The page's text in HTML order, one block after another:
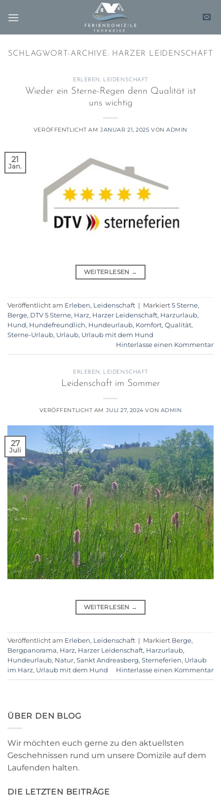
Inhalt
SCHLAGWORT-ARCHIVE: HARZER LEIDENSCHAFT
ERLEBEN , LEIDENSCHAFT
Wieder ein Sterne-Regen denn Qualität ist
uns wichtig
VERÖFFENTLICHT AMJANUAR 21, 2025 VONADMIN
21
Jan.
WEITERLESEN →
Veröffentlicht am Erleben, Leidenschaft | Markiert 5 Sterne,
Berge, DTV 5 Sterne, Harz, Harzer Leidenschaft, Harzurlaub,
Hund, Hundefreundlich, Hundeurlaub, Komfort, Qualität,
Sterne-Urlaub, Urlaub, Urlaub mit dem Hund
Hinterlasse einen Kommentar
ERLEBEN , LEIDENSCHAFT
Leidenschaft im Sommer
VERÖFFENTLICHT AM JULI 27, 2024 VON ADMIN
27
Juli
WEITERLESEN →
Veröffentlicht am Erleben, Leidenschaft | Markiert Berge,
Bergpanorama, Harz, Harzer Leidenschaft, Harzurlaub,
Hundeurlaub, Natur, Sankt Andreasberg, Sterneferien, Urlaub
im Harz, Urlaub mit dem Hund Hinterlasse einen Kommentar
ÜBER DEN BLOG
Wir möchten euch gerne zu den aktuellsten
Geschehnissen rund um unsere Domizile auf dem
Laufenden halten.
DIE LETZTEN BEITRÄGE